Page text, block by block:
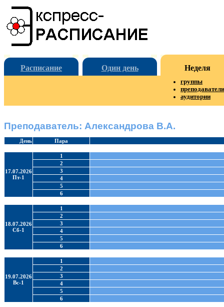
Расписание Один день Неделя
группы
преподаватели
аудитории
Преподаватель: Александрова В.А.
День Пара
17.07.2026
Пт-1
1
2
3
4
5
6
18.07.2026
Сб-1
1
2
3
4
5
6
19.07.2026
Вс-1
1
2
3
4
5
6